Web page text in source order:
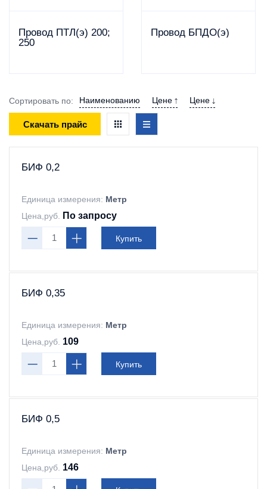
Провод ПТЛ(э) 200;
250
Провод БПДО(э)
Сортировать по: Наименованию Цене Цене
Скачать прайс
БИФ 0,2
Единица измерения: Метр
Цена,руб.
По запросу
Купить
БИФ 0,35
Единица измерения: Метр
Цена,руб. 109
Купить
БИФ 0,5
Единица измерения: Метр
Цена,руб. 146